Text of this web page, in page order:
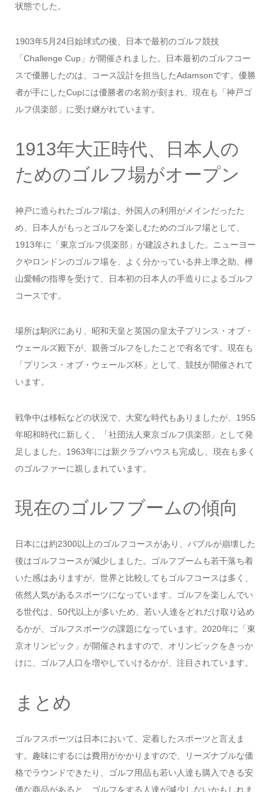
状態でした。
1903年5月24日始球式の後、日本で最初のゴルフ競技
「Challenge Cup」が開催されました。日本最初のゴルフコー
スで優勝したのは、コース設計を担当したAdamsonです。優勝
者が手にしたCupには優勝者の名前が刻まれ、現在も「神戸ゴ
ルフ倶楽部」に受け継がれています。
1913年大正時代、日本人の
ためのゴルフ場がオープン
神戸に造られたゴルフ場は、外国人の利用がメインだったた
め、日本人がもっとゴルフを楽しむためのゴルフ場として、
1913年に「東京ゴルフ倶楽部」が建設されました。ニューヨー
クやロンドンのゴルフ場を、よく分かっている井上準之助、樺
山愛輔の指導を受けて、日本初の日本人の手造りによるゴルフ
コースです。
場所は駒沢にあり、昭和天皇と英国の皇太子プリンス・オブ・
ウェールズ殿下が、親善ゴルフをしたことで有名です。現在も
「プリンス・オブ・ウェールズ杯」として、競技が開催されて
います。
戦争中は移転などの状況で、大変な時代もありましたが、1955
年昭和時代に新しく、「社団法人東京ゴルフ倶楽部」として発
足しました。1963年には新クラブハウスも完成し、現在も多く
のゴルファーに親しまれています。
現在のゴルフブームの傾向
日本には約2300以上のゴルフコースがあり、バブルが崩壊した
後はゴルフコースが減少しました。ゴルフブームも若干落ち着
いた感はありますが、世界と比較してもゴルフコースは多く、
依然人気があるスポーツになっています。ゴルフを楽しんでい
る世代は、50代以上が多いため、若い人達をどれだけ取り込め
るかが、ゴルフスポーツの課題になっています。2020年に「東
京オリンピック」が開催されますので、オリンピックをきっか
けに、ゴルフ人口を増やしていけるかが、注目されています。
まとめ
ゴルフスポーツは日本において、定着したスポーツと言えま
す。趣味にするには費用がかかりますので、リーズナブルな価
格でラウンドできたり、ゴルフ用品も若い人達も購入できる安
価な商品があると、ゴルフをする人達が減少しないかもしれま